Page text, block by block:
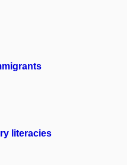
literacies